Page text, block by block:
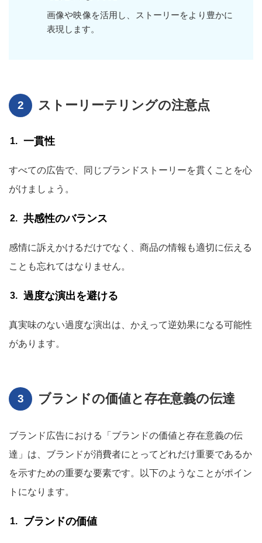
画像や映像を活用し、ストーリーをより豊かに
表現します。
ストーリーテリングの注意点
一貫性
すべての広告で、同じブランドストーリーを貫くことを心
がけましょう。
共感性のバランス
感情に訴えかけるだけでなく、商品の情報も適切に伝える
ことも忘れてはなりません。
過度な演出を避ける
真実味のない過度な演出は、かえって逆効果になる可能性
があります。
ブランドの価値と存在意義の伝達
ブランド広告における「ブランドの価値と存在意義の伝
達」は、ブランドが消費者にとってどれだけ重要であるか
を示すための重要な要素です。以下のようなことがポイン
トになります。
ブランドの価値